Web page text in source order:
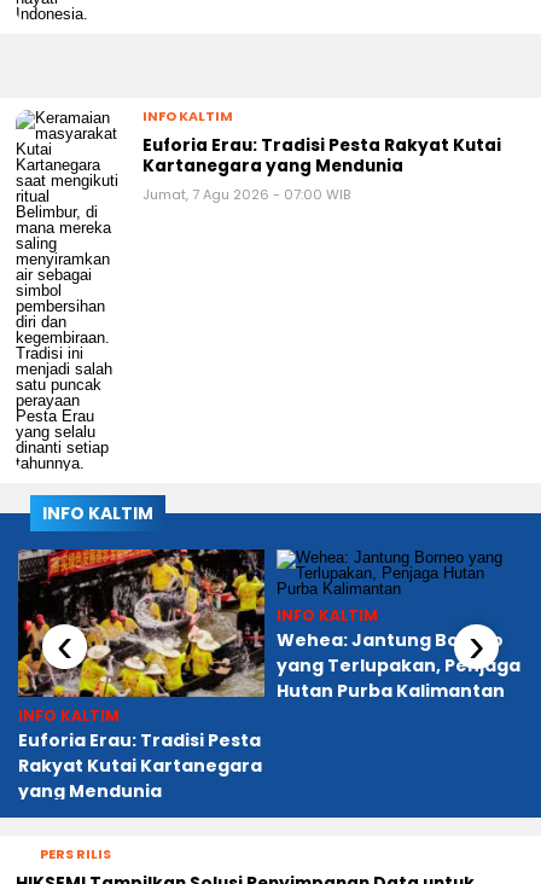
INFO KALTIM
Euforia Erau: Tradisi Pesta Rakyat Kutai
Kartanegara yang Mendunia
Jumat, 7 Agu 2026 - 07:00 WIB
INFO KALTIM
INFO KALTIM
Euforia Erau: Tradisi Pesta
Rakyat Kutai Kartanegara
yang Mendunia
INFO KALTIM
Wehea: Jantung Borneo
yang Terlupakan, Penjaga
Hutan Purba Kalimantan
‹ ›
PERS RILIS